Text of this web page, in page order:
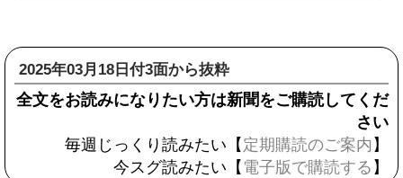
2025年03月18日付3面から抜粋
全文をお読みになりたい方は新聞をご購読してくだ
さい
毎週じっくり読みたい【 定期購読のご案内 】
今スグ読みたい【 電子版で購読する 】